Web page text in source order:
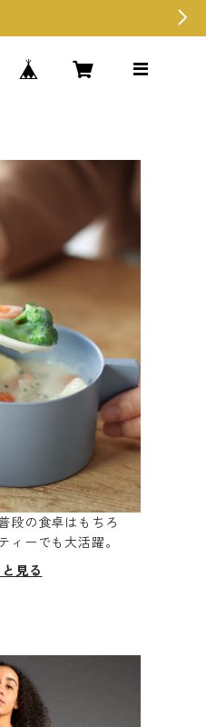
段の食卓はもちろ
ィーでも大活躍。
見る